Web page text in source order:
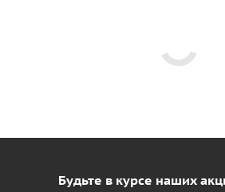
Будьте в курсе наших